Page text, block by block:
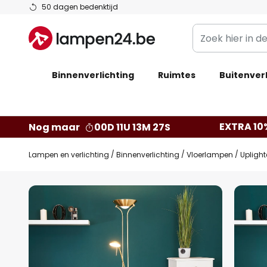
50 dagen bedenktijd
Ga
de
inhoud
Zoek
hier
de
Binnenverlichting Ruimtes
Nog maar 00D 11U 13M 26S EXTRA
Lampen en verlichting Binnenverlichting Vloerlampen
Ga
naar
het